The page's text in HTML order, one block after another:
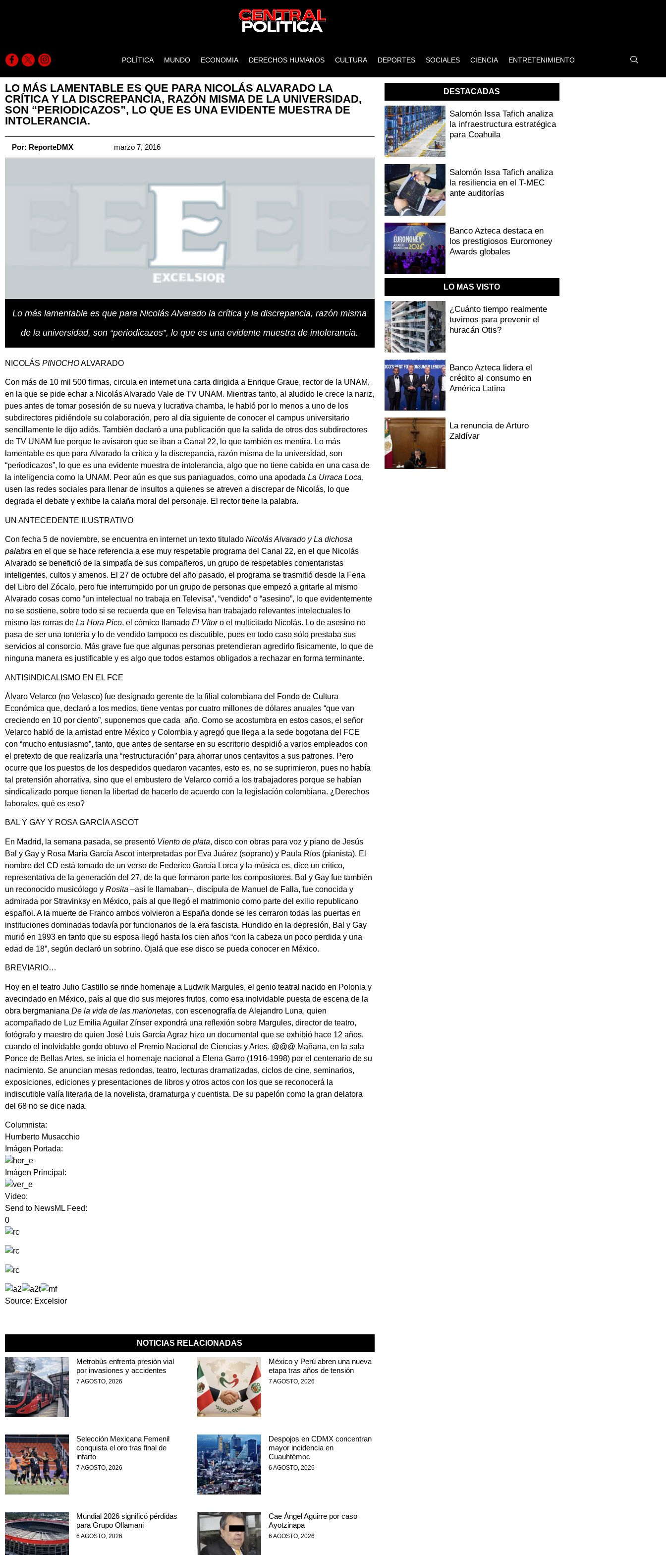
POLÍTICA MUNDO ECONOMIA DERECHOS HUMANOS CULTURA DEPORTES SOCIALES CIENCIA ENTRETENIMIENTO
LO MÁS LAMENTABLE ES QUE PARA NICOLÁS ALVARADO LA
CRÍTICA Y LA DISCREPANCIA, RAZÓN MISMA DE LA UNIVERSIDAD,
SON “PERIODICAZOS”, LO QUE ES UNA EVIDENTE MUESTRA DE
INTOLERANCIA.
Por: ReporteDMX marzo 7, 2016
Lo más lamentable es que para Nicolás Alvarado la crítica y la discrepancia, razón misma
de la universidad, son “periodicazos”, lo que es una evidente muestra de intolerancia.
NICOLÁS PINOCHOALVARADO
Con más de 10 mil 500 firmas, circula en internet una carta dirigida a Enrique Graue, rector de la UNAM,
en la que se pide echar a Nicolás Alvarado Vale de TV UNAM. Mientras tanto, al aludido le crece la nariz,
pues antes de tomar posesión de su nueva y lucrativa chamba, le habló por lo menos a uno de los
subdirectores pidiéndole su colaboración, pero al día siguiente de conocer el campus universitario
sencillamente le dijo adiós. También declaró a una publicación que la salida de otros dos subdirectores
de TV UNAM fue porque le avisaron que se iban a Canal 22, lo que también es mentira. Lo más
lamentable es que para Alvarado la crítica y la discrepancia, razón misma de la universidad, son
“periodicazos”, lo que es una evidente muestra de intolerancia, algo que no tiene cabida en una casa de
la inteligencia como la UNAM. Peor aún es que sus paniaguados, como una apodada La Urraca Loca,
usen las redes sociales para llenar de insultos a quienes se atreven a discrepar de Nicolás, lo que
degrada el debate y exhibe la calaña moral del personaje. El rector tiene la palabra.
UN ANTECEDENTE ILUSTRATIVO
Con fecha 5 de noviembre, se encuentra en internet un texto titulado Nicolás Alvarado y La dichosa
palabra en el que se hace referencia a ese muy respetable programa del Canal 22, en el que Nicolás
Alvarado se benefició de la simpatía de sus compañeros, un grupo de respetables comentaristas
inteligentes, cultos y amenos. El 27 de octubre del año pasado, el programa se trasmitió desde la Feria
del Libro del Zócalo, pero fue interrumpido por un grupo de personas que empezó a gritarle al mismo
Alvarado cosas como “un intelectual no trabaja en Televisa”, “vendido” o “asesino”, lo que evidentemente
no se sostiene, sobre todo si se recuerda que en Televisa han trabajado relevantes intelectuales lo
mismo las rorras de La Hora Pico, el cómico llamado El Vítoro el multicitado Nicolás. Lo de asesino no
pasa de ser una tontería y lo de vendido tampoco es discutible, pues en todo caso sólo prestaba sus
servicios al consorcio. Más grave fue que algunas personas pretendieran agredirlo físicamente, lo que de
ninguna manera es justificable y es algo que todos estamos obligados a rechazar en forma terminante.
ANTISINDICALISMO EN EL FCE
Álvaro Velarco (no Velasco) fue designado gerente de la filial colombiana del Fondo de Cultura
Económica que, declaró a los medios, tiene ventas por cuatro millones de dólares anuales “que van
creciendo en 10 por ciento”, suponemos que cada año. Como se acostumbra en estos casos, el señor
Velarco habló de la amistad entre México y Colombia y agregó que llega a la sede bogotana del FCE
con “mucho entusiasmo”, tanto, que antes de sentarse en su escritorio despidió a varios empleados con
el pretexto de que realizaría una “restructuración” para ahorrar unos centavitos a sus patrones. Pero
ocurre que los puestos de los despedidos quedaron vacantes, esto es, no se suprimieron, pues no había
tal pretensión ahorrativa, sino que el embustero de Velarco corrió a los trabajadores porque se habían
sindicalizado porque tienen la libertad de hacerlo de acuerdo con la legislación colombiana. ¿Derechos
laborales, qué es eso?
BAL Y GAY Y ROSA GARCÍA ASCOT
En Madrid, la semana pasada, se presentó Viento de plata, disco con obras para voz y piano de Jesús
Bal y Gay y Rosa María García Ascotinterpretadas por Eva Juárez (soprano) y Paula Ríos (pianista). El
nombre del CD está tomado de un verso de Federico García Lorca y la música es, dice un critico,
representativa de la generación del 27, de la que formaron parte los compositores. Bal y Gay fue también
un reconocido musicólogo y Rosita –así le llamaban–, discípula de Manuel de Falla, fue conocida y
admirada por Stravinksy en México, país al que llegó el matrimonio como parte del exilio republicano
español. A la muerte de Franco ambos volvieron a España donde se les cerraron todas las puertas en
instituciones dominadas todavía por funcionarios de la era fascista. Hundido en la depresión, Bal y Gay
murió en 1993 en tanto que su esposa llegó hasta los cien años “con la cabeza un poco perdida y una
edad de 18”, según declaró un sobrino. Ojalá que ese disco se pueda conocer en México.
BREVIARIO…
Hoy en el teatro Julio Castillo se rinde homenaje a Ludwik Margules, el genio teatral nacido en Polonia y
avecindado en México, país al que dio sus mejores frutos, como esa inolvidable puesta de escena de la
obra bergmaniana De la vida de las marionetas, con escenografía de Alejandro Luna, quien
acompañado de Luz Emilia Aguilar Zínser expondrá una reflexión sobre Margules, director de teatro,
fotógrafo y maestro de quien José Luis García Agraz hizo un documental que se exhibió hace 12 años,
cuando el inolvidable gordo obtuvo el Premio Nacional de Ciencias y Artes. @@@ Mañana, en la sala
Ponce de Bellas Artes, se inicia el homenaje nacional a Elena Garro (1916-1998) por el centenario de su
nacimiento. Se anuncian mesas redondas, teatro, lecturas dramatizadas, ciclos de cine, seminarios,
exposiciones, ediciones y presentaciones de libros y otros actos con los que se reconocerá la
indiscutible valía literaria de la novelista, dramaturga y cuentista. De su papelón como la gran delatora
del 68 no se dice nada.
Columnista:
Humberto Musacchio
Imágen Portada:
Imágen Principal:
Video:
Send to NewsML Feed:
0
Source: Excelsior
NOTICIAS RELACIONADAS
Metrobús enfrenta presión vial
por invasiones y accidentes
7 AGOSTO, 2026
México y Perú abren una nueva
etapa tras años de tensión
7 AGOSTO, 2026
Selección Mexicana Femenil
conquista el oro tras final de
infarto
7 AGOSTO, 2026
Despojos en CDMX concentran
mayor incidencia en
Cuauhtémoc
6 AGOSTO, 2026
Mundial 2026 significó pérdidas
para Grupo Ollamani
6 AGOSTO, 2026
Cae Ángel Aguirre por caso
Ayotzinapa
6 AGOSTO, 2026
DESTACADAS
Salomón Issa Tafich analiza
la infraestructura estratégica
para Coahuila
Salomón Issa Tafich analiza
la resiliencia en el T-MEC
ante auditorías
Banco Azteca destaca en
los prestigiosos Euromoney
Awards globales
LO MAS VISTO
¿Cuánto tiempo realmente
tuvimos para prevenir el
huracán Otis?
Banco Azteca lidera el
crédito al consumo en
América Latina
La renuncia de Arturo
Zaldívar